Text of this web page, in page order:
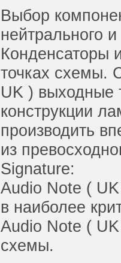
Выбор
нейтрального
Конденсаторы
точках схемы.
UK ) выходные
конструкции
производить
из
Signature:
Audio Note (
в наиболее
Audio Note (
схемы.